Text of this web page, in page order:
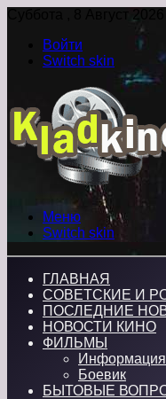
Суббота , 8 Август 2026
Войти
Switch skin
Меню
Switch skin
ГЛАВНАЯ
СОВЕТСКИЕ И
ПОСЛЕДНИЕ
НОВОСТИ КИНО
ФИЛЬМЫ
Информация
Боевик
БЫТОВЫЕ